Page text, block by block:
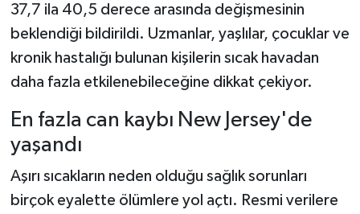
37,7 ila 40,5 derece arasında değişmesinin
beklendiği bildirildi. Uzmanlar, yaşlılar, çocuklar ve
kronik hastalığı bulunan kişilerin sıcak havadan
daha fazla etkilenebileceğine dikkat çekiyor.
En fazla can kaybı New Jersey'de
yaşandı
Aşırı sıcakların neden olduğu sağlık sorunları
birçok eyalette ölümlere yol açtı. Resmi verilere